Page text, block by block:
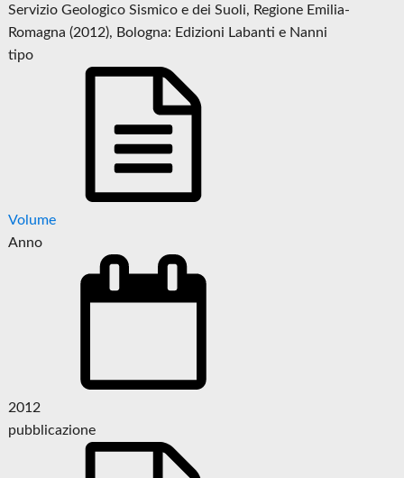
Servizio Geologico Sismico e dei Suoli, Regione Emilia-
Romagna (2012), Bologna: Edizioni Labanti e Nanni
tipo
Volume
Anno
2012
pubblicazione